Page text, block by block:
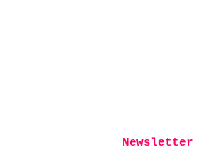
Newsletter